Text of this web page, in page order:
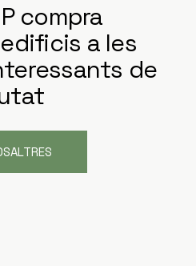
compra
a les
de